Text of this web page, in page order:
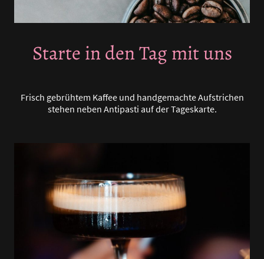
Starte in den Tag mit uns
Frisch gebrühtem Kaffee und handgemachte Aufstrichen
stehen neben Antipasti auf der Tageskarte.